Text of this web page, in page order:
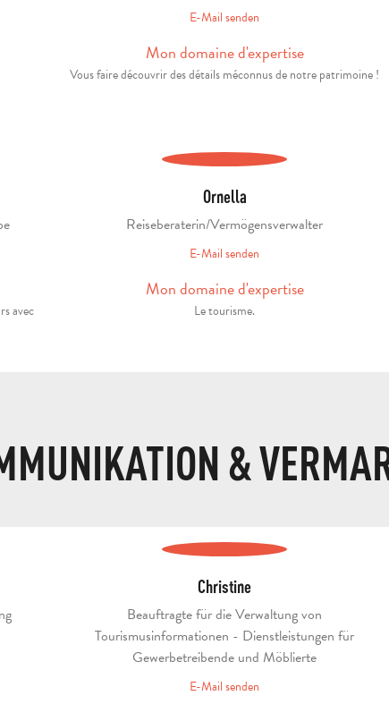
E-Mail senden
Mon domaine d'expertise
Vous faire découvrir des détails méconnus de notre patrimoine !
avec
Ornella
Reiseberaterin/Vermögensverwalter
E-Mail senden
Mon domaine d'expertise
Le tourisme.
&
Christine
Beauftragte für die Verwaltung von
Tourismusinformationen - Dienstleistungen für
Gewerbetreibende und Möblierte
E-Mail senden